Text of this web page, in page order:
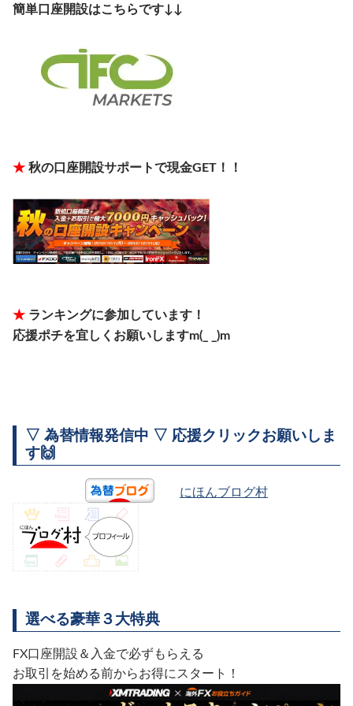
簡単口座開設はこちらです↓↓
★ 秋の口座開設サポートで現金GET！！
★ ランキングに参加しています！
応援ポチを宜しくお願いしますm(_ _)m
▽ 為替情報発信中 ▽ 応援クリックお願いしま
す🙌
にほんブログ村
選べる豪華３大特典
FX口座開設＆入金で必ずもらえる
お取引を始める前からお得にスタート！